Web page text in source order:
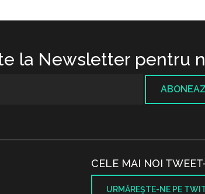
la Newsletter pentru
CELE MAI NOI
URMĂREŞTE-NE PE